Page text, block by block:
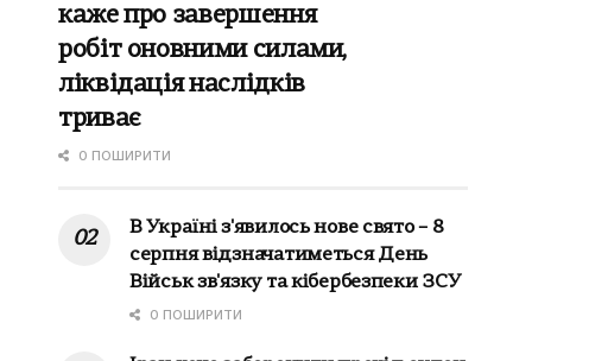
каже про завершення
робіт оновними силами,
ліквідація наслідків
триває
0 ПОШИРИТИ
В Україні з'явилось нове свято – 8
серпня відзначатиметься День
Військ зв'язку та кібербезпеки ЗСУ
0 ПОШИРИТИ